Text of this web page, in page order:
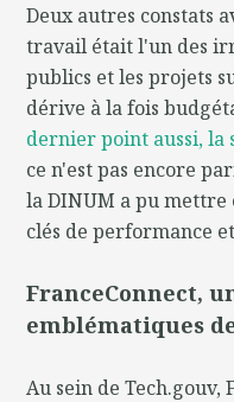
Deux autres constats
travail était l'un des
publics et les projets
dérive à la fois
dernier point aussi, la
ce n'est pas encore
la DINUM a pu mettre
clés de performance
FranceConnect,
emblématiques
Au sein de Tech.gouv,